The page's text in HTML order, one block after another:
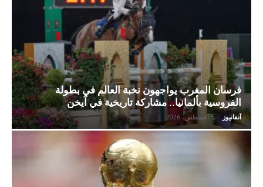
فرسان المغرب يواجهون نخبة العالم في بطولة
الفروسية بألمانيا.. مشاركة تاريخية في آيخن
آنفانيوز - 5 أغسطس، 2026